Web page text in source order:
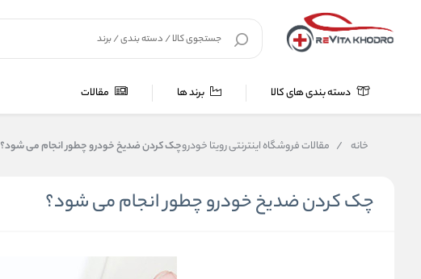
دسته بندی های کالا برند ها مقالات
خانه / مقالات فروشگاه اینترنتی رویتا خودروچک کردن ضدیخ خودرو چطور انجام می شود؟
چک کردن ضدیخ خودرو چطور انجام می شود؟